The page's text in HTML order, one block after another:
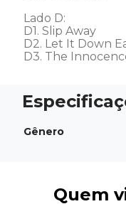
Lado D:
D1. Slip Away
D2. Let It Down
D3. The
Gênero
Quem